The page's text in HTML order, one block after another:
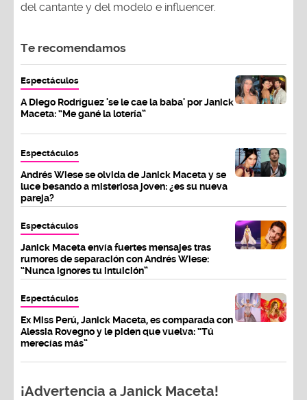
del cantante y del modelo e influencer.
Te recomendamos
Espectáculos
A Diego Rodríguez 'se le cae la baba' por Janick
Maceta: “Me gané la lotería”
Espectáculos
Andrés Wiese se olvida de Janick Maceta y se
luce besando a misteriosa joven: ¿es su nueva
pareja?
Espectáculos
Janick Maceta envía fuertes mensajes tras
rumores de separación con Andrés Wiese:
“Nunca ignores tu intuición”
Espectáculos
Ex Miss Perú, Janick Maceta, es comparada con
Alessia Rovegno y le piden que vuelva: “Tú
merecías más”
¡Advertencia a Janick Maceta!